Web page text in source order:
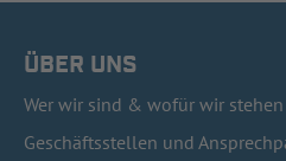
ÜBER UNS
Wer wir sind & wofür wir stehen
Geschäftsstellen und